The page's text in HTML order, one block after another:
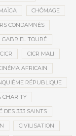
CHÔMAGE
CONDAMNÉS
GABRIEL TOURÉ
CICR CICR MALI
AFRICAIN
RÉPUBLIQUE
CHARITY
DES 333 SAINTS
CIVILISATION